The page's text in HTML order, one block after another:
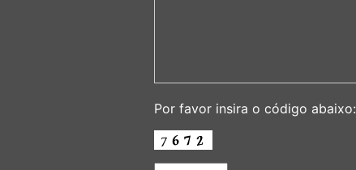
Por favor insira o código abaixo: